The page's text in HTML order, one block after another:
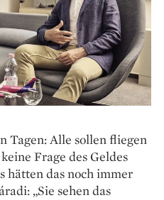
Tagen: Alle sollen fliegen
Frage des Geldes
hätten das noch immer
„Sie sehen das